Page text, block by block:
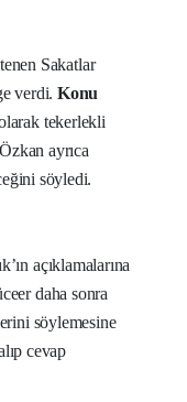
Sakatlar
verdi. Konu
tekerlekli
ayrıca
söyledi.
açıklamalarına
daha sonra
söylemesine
cevap